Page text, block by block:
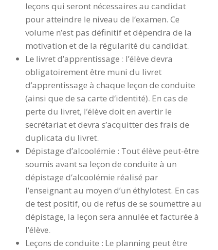
leçons qui seront nécessaires au candidat
pour atteindre le niveau de l’examen. Ce
volume n’est pas définitif et dépendra de la
motivation et de la régularité du candidat.
Le livret d’apprentissage : l’élève devra
obligatoirement être muni du livret
d’apprentissage à chaque leçon de conduite
(ainsi que de sa carte d’identité). En cas de
perte du livret, l’élève doit en avertir le
secrétariat et devra s’acquitter des frais de
duplicata du livret.
Dépistage d’alcoolémie : Tout élève peut-être
soumis avant sa leçon de conduite à un
dépistage d’alcoolémie réalisé par
l’enseignant au moyen d’un éthylotest. En cas
de test positif, ou de refus de se soumettre au
dépistage, la leçon sera annulée et facturée à
l’élève.
Leçons de conduite : Le planning peut être